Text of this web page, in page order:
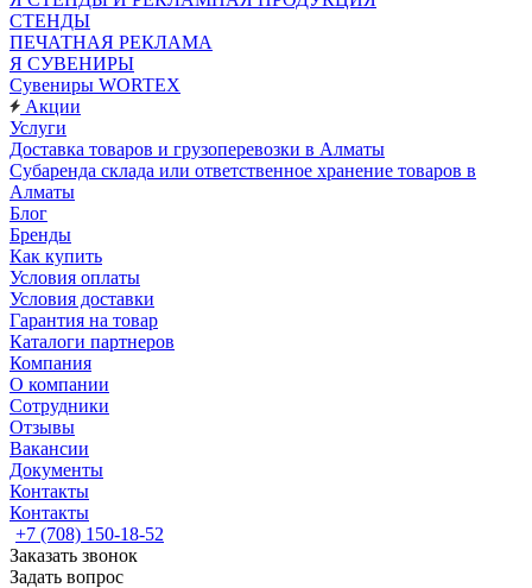
СТЕНДЫ
ПЕЧАТНАЯ РЕКЛАМА
Я СУВЕНИРЫ
Сувениры WORTEX
Акции
Услуги
Доставка товаров и грузоперевозки в Алматы
Субаренда склада или ответственное хранение товаров в
Алматы
Блог
Бренды
Как купить
Условия оплаты
Условия доставки
Гарантия на товар
Каталоги партнеров
Компания
О компании
Сотрудники
Отзывы
Вакансии
Документы
Контакты
Контакты
+7 (708) 150-18-52
Заказать звонок
Задать вопрос